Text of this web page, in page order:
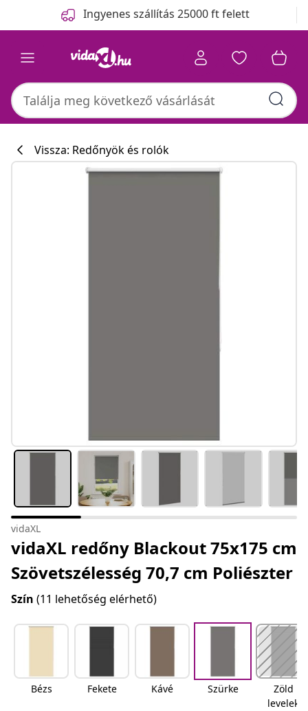
Ingyenes szállítás 25000 ft felett
Vissza: Redőnyök és rolók
vidaXL
vidaXL redőny Blackout 75x175 cm
Szövetszélesség 70,7 cm Poliészter
Szín (11 lehetőség elérhető)
Bézs Fekete Kávé Szürke
Zöld
levelek